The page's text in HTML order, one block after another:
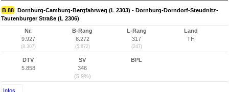
B 88 Dornburg-Camburg-Bergfahrweg (L 2303) - Dornburg-Dorndorf-Steudnitz-
Tautenburger Straße (L 2306)
Nr.
9.927
(8.307)
B-Rang
8.272
(5.872)
L-Rang
317
(247)
Land
TH
DTV
5.858
SV
346
(5,9%)
BPL
Infos...